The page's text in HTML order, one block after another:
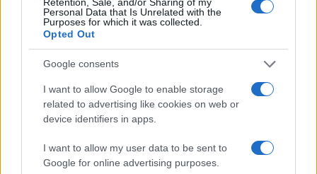
Personal Data that Is Unrelated with the
Purposes for which it was collected.
Opted Out
Google consents
I want to allow Google to enable storage
related to advertising like cookies on web or
device identifiers in apps.
I want to allow my user data to be sent to
Google for online advertising purposes.
Tom Holland e Zendaya: la cerimonia privata e il party
blindato nel Regno Unito
PEOPLE